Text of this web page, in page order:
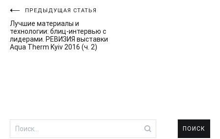
Навигация
по
записям
ПРЕДЫДУЩАЯ СТАТЬЯ
Лучшие материалы и
технологии: блиц-интервью с
лидерами. РЕВИЗИЯ выставки
Aqua Therm Kyiv 2016 (ч. 2)
Найти: